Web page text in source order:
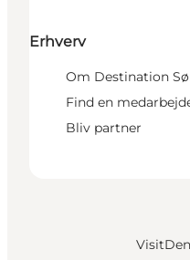
Erhverv
Om Destination
Find en
Bliv partner